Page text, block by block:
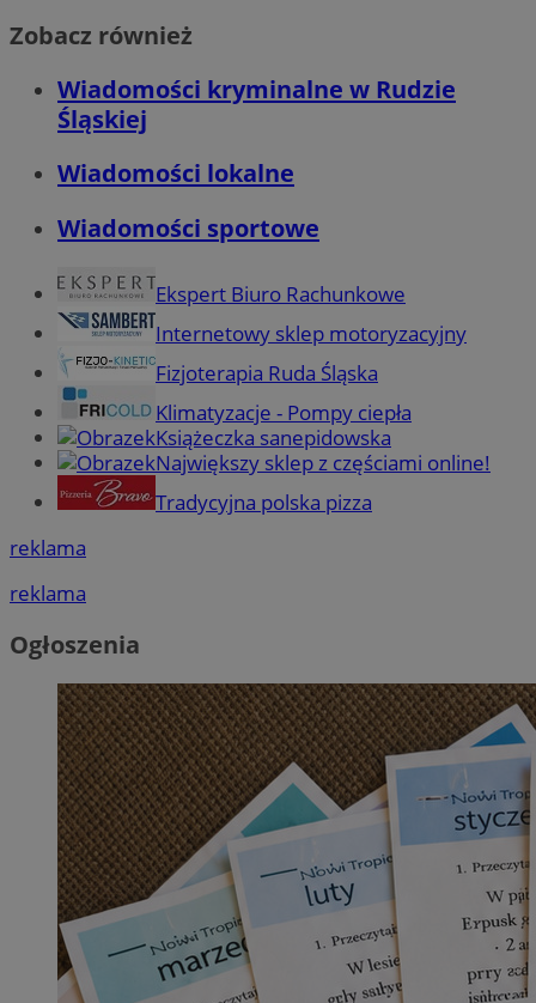
Zobacz również
Wiadomości kryminalne w Rudzie
Śląskiej
Wiadomości lokalne
Wiadomości sportowe
Ekspert Biuro Rachunkowe
Internetowy sklep motoryzacyjny
Fizjoterapia Ruda Śląska
Klimatyzacje - Pompy ciepła
Książeczka sanepidowska
Największy sklep z częściami online!
Tradycyjna polska pizza
reklama
reklama
Ogłoszenia